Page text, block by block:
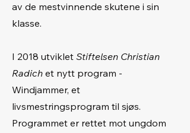
av de mestvinnende skutene i sin
klasse.
I 2018 utviklet Stiftelsen Christian
Radich et nytt program -
Windjammer, et
livsmestringsprogram til sjøs.
Programmet er rettet mot ungdom